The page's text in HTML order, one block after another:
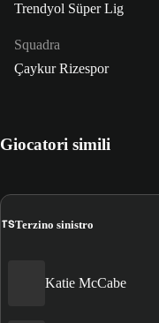
Trendyol Süper Lig
Squadra
Çaykur Rizespor
Giocatori simili
TSTerzino sinistro
Katie McCabe